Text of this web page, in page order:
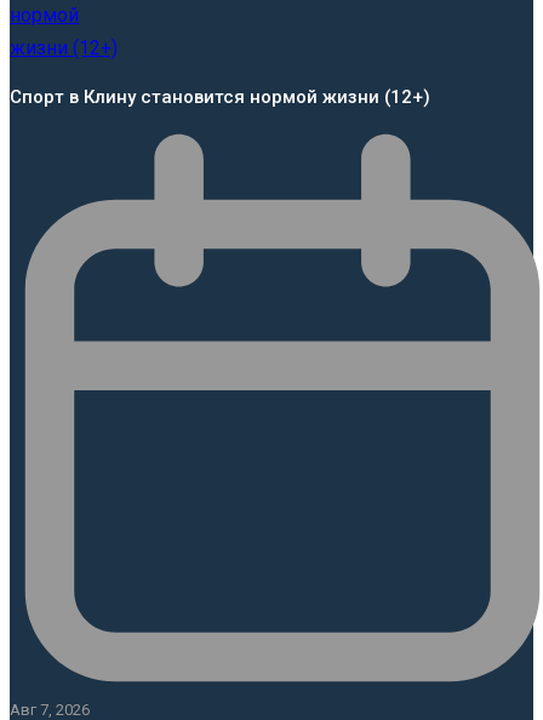
Спорт в Клину становится нормой жизни (12+)
Авг 7, 2026